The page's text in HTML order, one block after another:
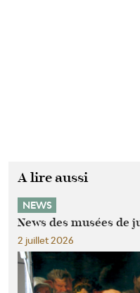
A lire aussi
NEWS
News des musées de
2 juillet 2026